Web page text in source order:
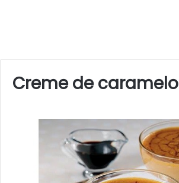
Creme de caramelo